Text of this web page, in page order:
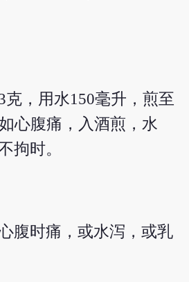
克，用水150毫升，煎至
心腹痛，入酒煎，水
拘时。
腹时痛，或水泻，或乳